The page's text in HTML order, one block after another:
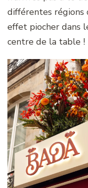
différentes régions
effet piocher dans
centre de la table !